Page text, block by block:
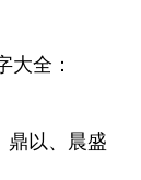
大全：
鼎以、晨盛